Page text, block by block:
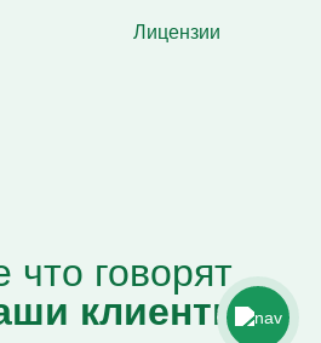
Лицензии
что говорят
клиенты